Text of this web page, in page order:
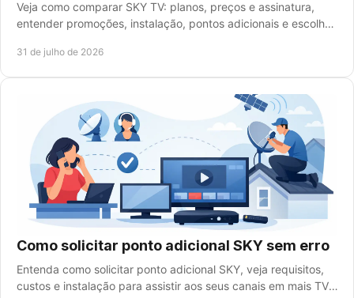
Veja como comparar SKY TV: planos, preços e assinatura,
entender promoções, instalação, pontos adicionais e escolher
31 de julho de 2026
Como solicitar ponto adicional SKY sem erro
Entenda como solicitar ponto adicional SKY, veja requisitos,
custos e instalação para assistir aos seus canais em mais TVs